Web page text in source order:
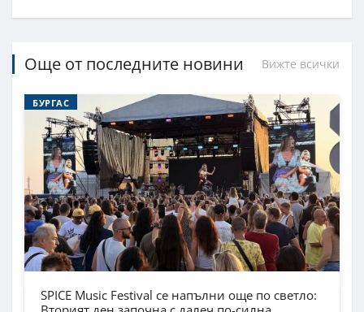
Още от последните новини Вижте всички
БУРГАС
SPICE Music Festival се напълни още по светло: